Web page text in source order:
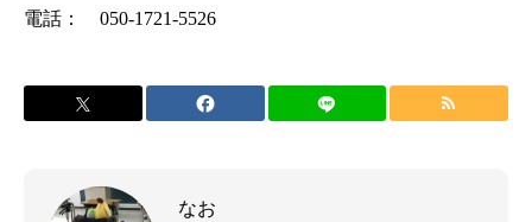
電話： 050-1721-5526
なお